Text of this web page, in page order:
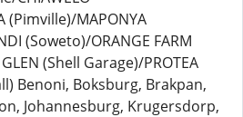
(Pimville)/MAPONYA
(Soweto)/ORANGE FARM
(Shell Garage)/PROTEA
Benoni, Boksburg, Brakpan,
Johannesburg, Krugersdorp,